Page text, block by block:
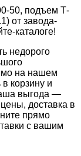
50, подъем Т-
от завода-
каталоге!
недорого
на нашем
корзину и
выгода —
доставка в
прямо
с вашим